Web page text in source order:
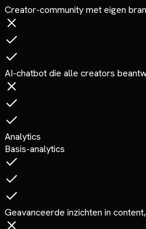
Creator-community met eigen
AI-chatbot die alle creators
Analytics
Basis-analytics
Geavanceerde inzichten in